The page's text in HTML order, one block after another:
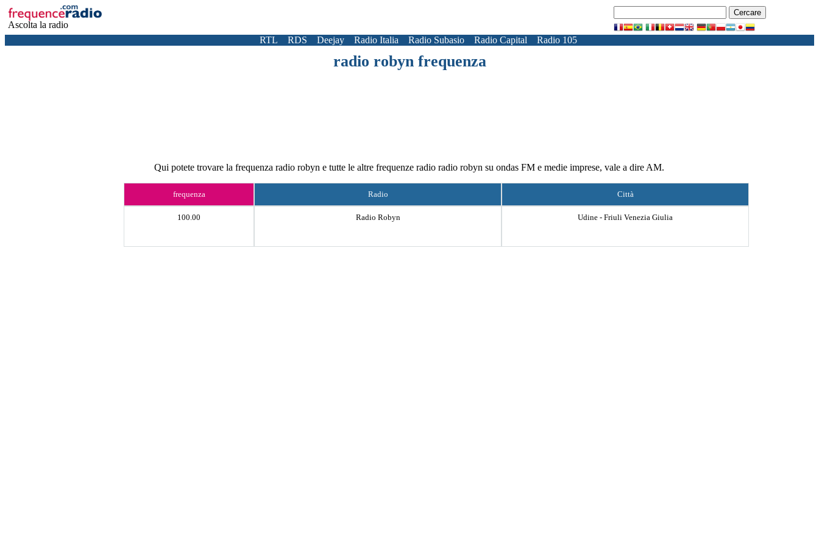
Ascolta la radio
RTL
RDS Deejay Radio Italia Radio Subasio Radio Capital Radio 105
radio robyn frequenza
Qui potete trovare la frequenza radio robyn e tutte le altre frequenze radio radio robyn su ondas FM e medie imprese, vale a dire AM.
frequenza Radio Città
100.00 Radio Robyn Udine - Friuli Venezia Giulia